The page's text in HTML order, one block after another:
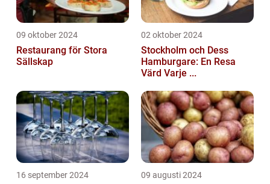
09 oktober 2024
Restaurang för Stora
Sällskap
02 oktober 2024
Stockholm och Dess
Hamburgare: En Resa
Värd Varje ...
16 september 2024 09 augusti 2024